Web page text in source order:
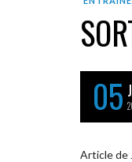
05
Article de